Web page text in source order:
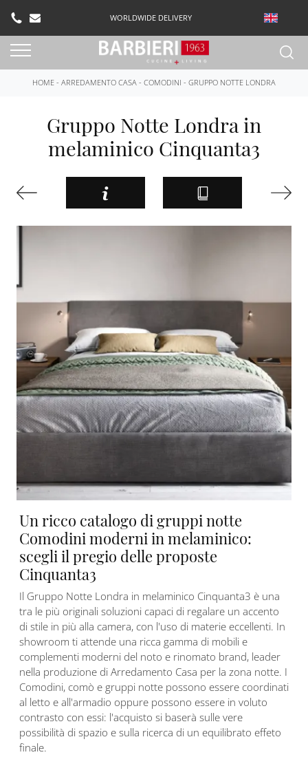
WORLDWIDE DELIVERY
HOME - ARREDAMENTO CASA - COMODINI - GRUPPO NOTTE LONDRA
Gruppo Notte Londra in
melaminico Cinquanta3
Un ricco catalogo di gruppi notte
Comodini moderni in melaminico:
scegli il pregio delle proposte
Cinquanta3
Il Gruppo Notte Londra in melaminico Cinquanta3 è una
tra le più originali soluzioni capaci di regalare un accento
di stile in più alla camera, con l'uso di materie eccellenti. In
showroom ti attende una ricca gamma di mobili e
complementi moderni del noto e rinomato brand, leader
nella produzione di Arredamento Casa per la zona notte. I
Comodini, comò e gruppi notte possono essere coordinati
al letto e all'armadio oppure possono essere in voluto
contrasto con essi: l'acquisto si baserà sulle vere
possibilità di spazio e sulla ricerca di un equilibrato effeto
finale.